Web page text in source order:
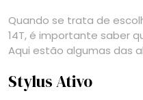
Quando se trata de
14T, é importante saber
Aqui estão algumas das
Stylus Ativo